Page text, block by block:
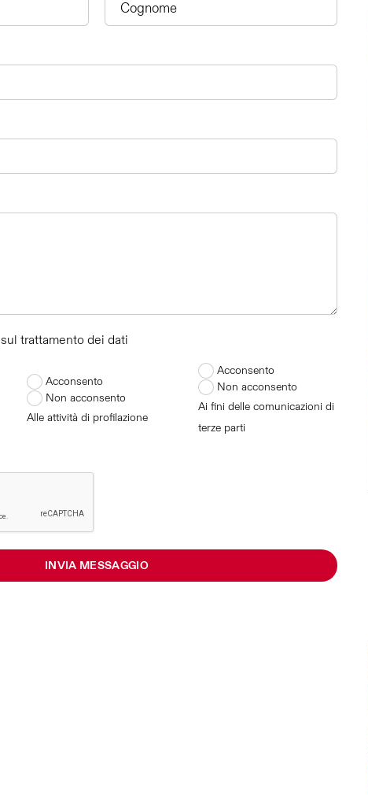
sul trattamento dei dati
Acconsento
Non acconsento
Alle attività di profilazione
Acconsento
Non acconsento
Ai fini delle comunicazioni di
terze parti
INVIA MESSAGGIO